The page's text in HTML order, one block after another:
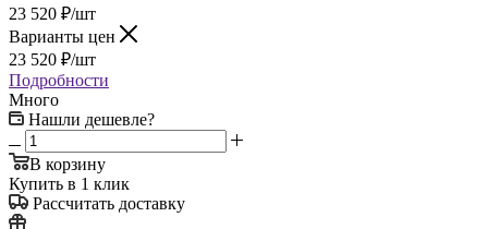
23 520 ₽/шт
Варианты цен
23 520 ₽/шт
Подробности
Много
Нашли дешевле?
В корзину
Купить в 1 клик
Рассчитать доставку